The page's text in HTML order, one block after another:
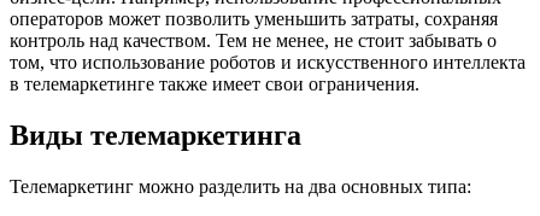
операторов может позволить уменьшить затраты, сохраняя
контроль над качеством. Тем не менее, не стоит забывать о
том, что использование роботов и искусственного интеллекта
в телемаркетинге также имеет свои ограничения.
Виды телемаркетинга
Телемаркетинг можно разделить на два основных типа: